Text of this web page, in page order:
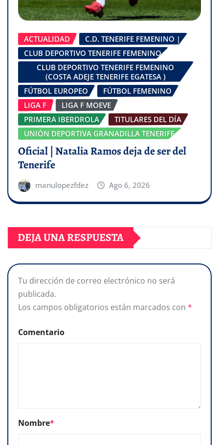
ACTUALIDAD
C.D. TENERIFE FEMENINO |
CLUB DEPORTIVO TENERIFE FEMENINO
CLUB DEPORTIVO TENERIFE FEMENINO
(COSTA ADEJE TENERIFE EGATESA )
FÚTBOL EUROPEO
FÚTBOL FEMENINO
LIGA F
LIGA F MOEVE
PRIMERA IBERDROLA
TITULARES DEL DÍA
UNIÓN DEPORTIVA GRANADILLA TENERIFE
Oficial | Natalia Ramos deja de ser del
Tenerife
manulopezfdez Ago 6, 2026
DEJA UNA RESPUESTA
Tu dirección de correo electrónico no será
publicada.
Los campos obligatorios están marcados con *
Comentario
Nombre*